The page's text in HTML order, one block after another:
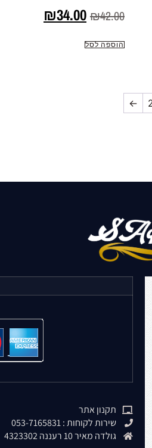
₪42.00
₪34.00
הוספה לסל
←
תקנון אתר
שירות לקוחות : 053-7165831
גולדה מאיר 10 רעננה 4323302